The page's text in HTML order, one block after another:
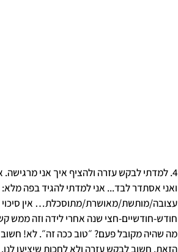
4. למדתי לבקש עזרה ולהציף איך אני
ואני אסתדר לבד... אני למדתי להגיד בפה מלא:
עצובה/מותשת/מאושרת/מתוסכלת… אין סיכוי
חודש-חודשיים-חצי שנה אחרי לידה וזה ממש
מה שהיה מקובל פעם? ״טוב ככה זה״. לא!
הזאת. חשוב לבקש עזרה ולא לחכות שיציעו